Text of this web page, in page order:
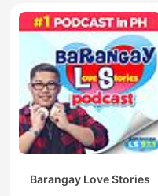
Barangay Love Stories